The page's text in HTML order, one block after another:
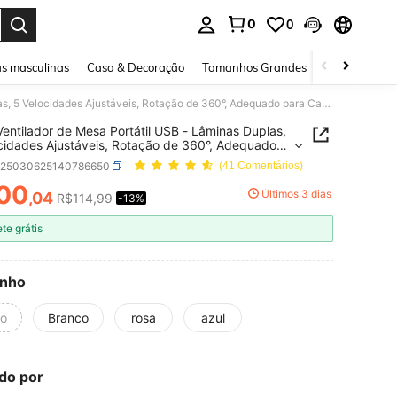
0 0
masculinas Casa & Decoração Tamanhos Grandes Joias e
Novo Ventilador de Mesa Portátil USB - Lâminas Duplas, 5 Velocidades Ajustáveis, Rotação de 360°, Adequado para Casa, Escritório, Viagem e Camping
de Mesa Portátil USB - Lâminas Duplas,
Ajustáveis, Rotação de 360°, Adequado
Escritório, Viagem e Camping
(41 Comentários)
AND AVAILABILITY
,04 R$114,99 -13% Últimos 3 dias
grátis
Branco rosa azul
por